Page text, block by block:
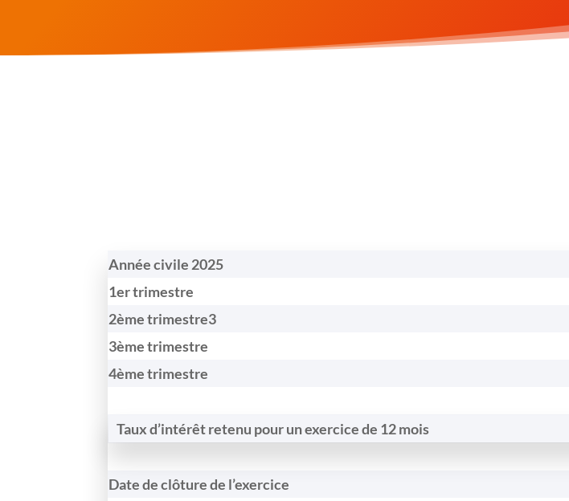
Année civile 2025
1er trimestre
2ème trimestre3
3ème trimestre
4ème trimestre
Taux d’intérêt retenu pour un exercice de 12 mois
Date de clôture de l’exercice